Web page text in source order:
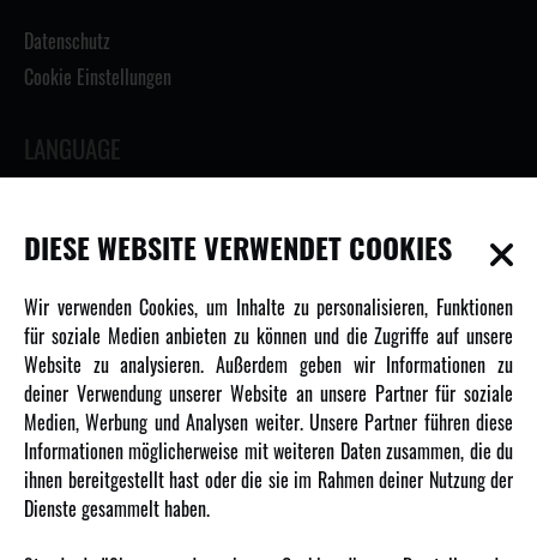
Datenschutz
Cookie Einstellungen
LANGUAGE
INFORMATIONEN
Newsletter
Über uns
Karriere
Amewi Kataloge
DIESE WEBSITE VERWENDET COOKIES
Wir verwenden Cookies, um Inhalte zu personalisieren, Funktionen
für soziale Medien anbieten zu können und die Zugriffe auf unsere
Website zu analysieren. Außerdem geben wir Informationen zu
deiner Verwendung unserer Website an unsere Partner für soziale
Medien, Werbung und Analysen weiter. Unsere Partner führen diese
Informationen möglicherweise mit weiteren Daten zusammen, die du
ihnen bereitgestellt hast oder die sie im Rahmen deiner Nutzung der
Dienste gesammelt haben.